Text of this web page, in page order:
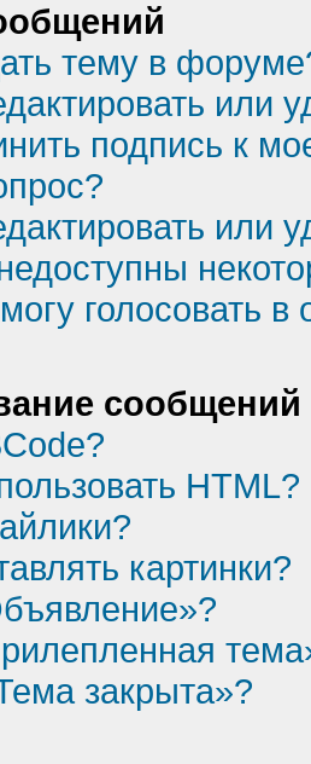
тему в
или
подпись к
или
голосовать в
HTML?
картинки?
закрыта»?